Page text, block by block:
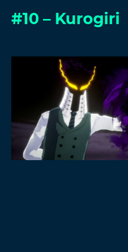
#10 – Kurogiri